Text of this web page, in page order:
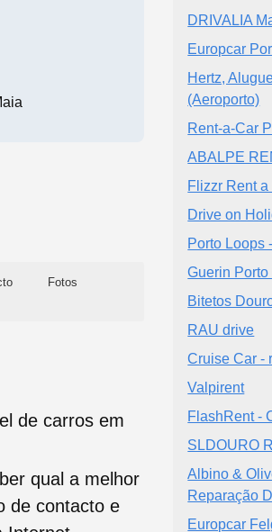
Fotos
de carros em
qual a melhor
de contacto e
DRIVALIA
Europcar
Hertz,
(Aeroporto)
Rent-a-Car
ABALPE
Flizzr Rent a
Drive on
Porto Loops
Guerin Porto
Bitetos
RAU drive
Cruise Car -
Valpirent
FlashRent -
SLDOURO
Albino &
Reparação
Europcar